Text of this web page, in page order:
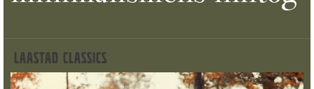
LAASTAD CLASSICS